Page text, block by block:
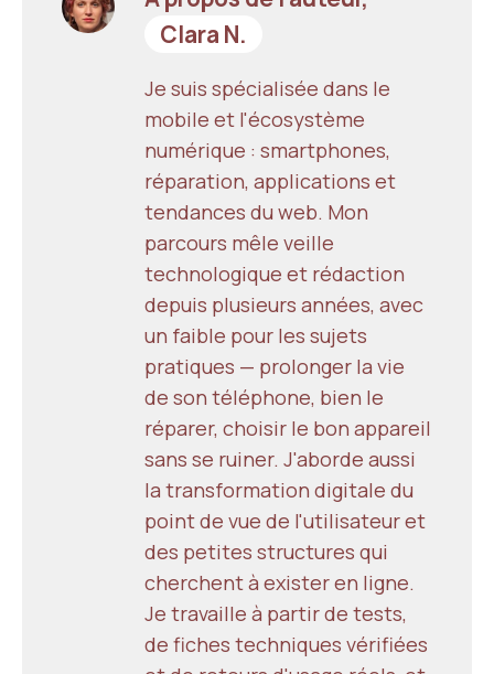
Clara N.
Je suis spécialisée dans le
mobile et l'écosystème
numérique : smartphones,
réparation, applications et
tendances du web. Mon
parcours mêle veille
technologique et rédaction
depuis plusieurs années, avec
un faible pour les sujets
pratiques — prolonger la vie
de son téléphone, bien le
réparer, choisir le bon appareil
sans se ruiner. J'aborde aussi
la transformation digitale du
point de vue de l'utilisateur et
des petites structures qui
cherchent à exister en ligne.
Je travaille à partir de tests,
de fiches techniques vérifiées